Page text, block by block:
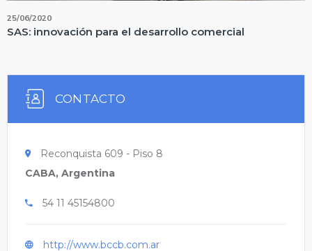
25/06/2020
SAS: innovación para el desarrollo comercial
CONTACTO
Reconquista 609 - Piso 8
CABA, Argentina
54 11 45154800
http://www.bccb.com.ar